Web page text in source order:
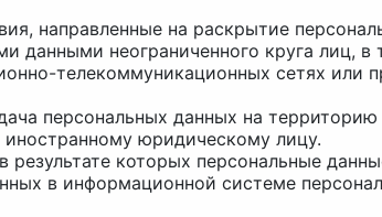
направленные на раскрытие
данными неограниченного круга лиц,
телекоммуникационных сетях или
персональных данных на
иностранному юридическому лицу.
которых персональные
в информационной системе